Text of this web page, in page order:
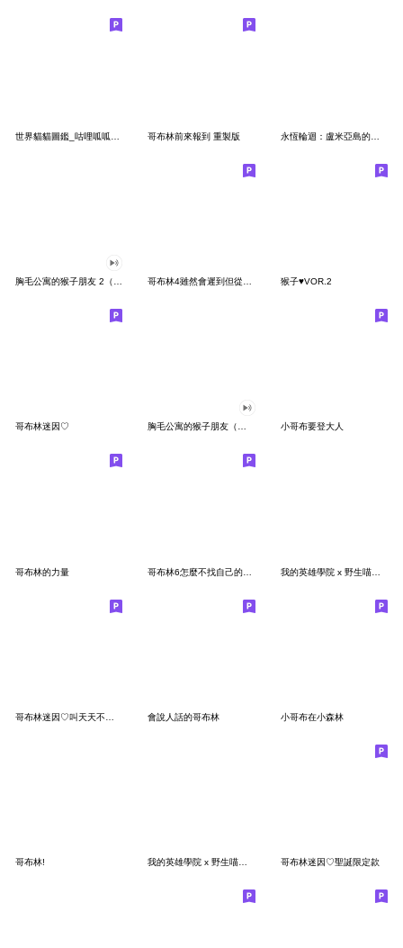
哥布林前來報到 重製版 永恆輪迴：盧米亞島的日常 #1
猴子♥VOR.2
哥布林迷因♡ 胸毛公寓的猴子朋友（有聲動態） 小哥布要登大人
哥布林的力量 我的英雄學院 x 野生喵喵怪(職業英雄篇)
會說人話的哥布林 小哥布在小森林
哥布林! 我的英雄學院 x 野生喵喵怪(1年A班) 哥布林迷因♡聖誕限定款